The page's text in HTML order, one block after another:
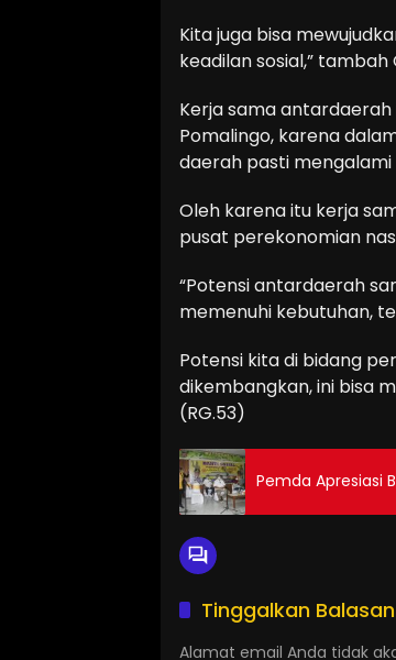
Kita juga bisa
keadilan sosial,” tambah
Kerja sama
Pomalingo, karena
daerah pasti
Oleh karena itu kerja
pusat perekonomian
“Potensi antardaerah
memenuhi kebutuhan,
Potensi kita di bidang
dikembangkan, ini bisa
(RG.53)
Pemda Apresiasi
Tinggalkan Balasan
Alamat email Anda tidak